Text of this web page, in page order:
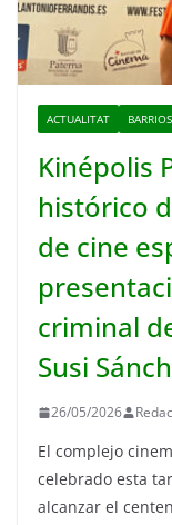
ACTUALITAT BARRIOS
Kinépolis
histórico
de cine
criminal
Susi
26/05/2026
El complejo
celebrado esta
alcanzar el